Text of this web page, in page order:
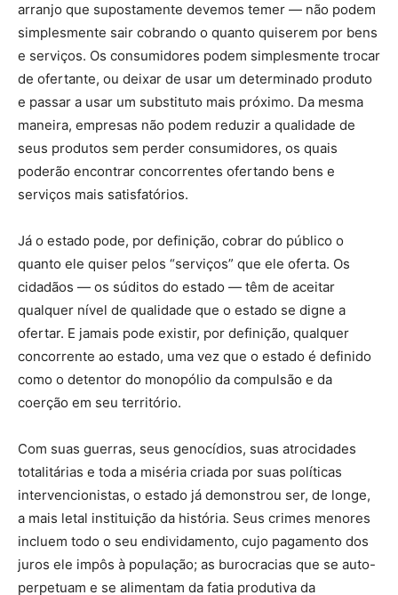
arranjo que supostamente devemos temer — não podem
simplesmente sair cobrando o quanto quiserem por bens
e serviços. Os consumidores podem simplesmente trocar
de ofertante, ou deixar de usar um determinado produto
e passar a usar um substituto mais próximo. Da mesma
maneira, empresas não podem reduzir a qualidade de
seus produtos sem perder consumidores, os quais
poderão encontrar concorrentes ofertando bens e
serviços mais satisfatórios.
Já o estado pode, por definição, cobrar do público o
quanto ele quiser pelos “serviços” que ele oferta. Os
cidadãos — os súditos do estado — têm de aceitar
qualquer nível de qualidade que o estado se digne a
ofertar. E jamais pode existir, por definição, qualquer
concorrente ao estado, uma vez que o estado é definido
como o detentor do monopólio da compulsão e da
coerção em seu território.
Com suas guerras, seus genocídios, suas atrocidades
totalitárias e toda a miséria criada por suas políticas
intervencionistas, o estado já demonstrou ser, de longe,
a mais letal instituição da história. Seus crimes menores
incluem todo o seu endividamento, cujo pagamento dos
juros ele impôs à população; as burocracias que se auto-
perpetuam e se alimentam da fatia produtiva da